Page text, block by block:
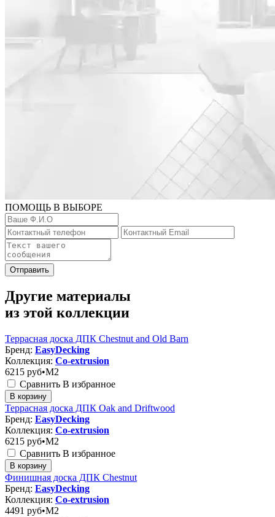
ПОМОЩЬ В ВЫБОРЕ
Отправить
Другие материалы
из этой коллекции
Террасная доска ДПК Chestnut and Old Barn
Бренд: EasyDecking
Коллекция: Co-extrusion
6215 руб•M2
Сравнить В избранное
В корзину
Террасная доска ДПК Oak and Driftwood
Бренд: EasyDecking
Коллекция: Co-extrusion
6215 руб•M2
Сравнить В избранное
В корзину
Финишная доска ДПК Chestnut
Бренд: EasyDecking
Коллекция: Co-extrusion
4491 руб•M2